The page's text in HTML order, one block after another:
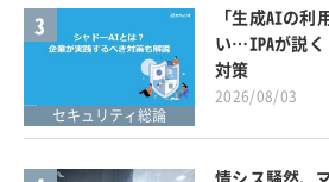
3
セキュリティ総論
「生成AIの利
い…IPAが説く
対策
2026/08/03
情シス騒然、